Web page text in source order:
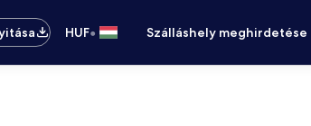
HUF• Szálláshely meghirdetése